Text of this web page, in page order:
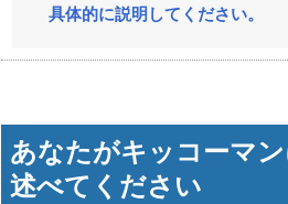
具体的に説明してください。
あなたがキッコーマ
述べてください